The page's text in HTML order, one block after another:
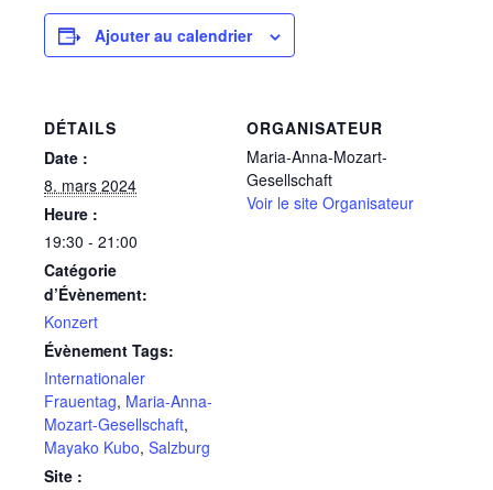
Ajouter au calendrier
DÉTAILS
Date :
8. mars 2024
Heure :
19:30 - 21:00
Catégorie
d’Évènement:
Konzert
Évènement Tags:
Internationaler
Frauentag, Maria-Anna-
Mozart-Gesellschaft,
Mayako Kubo, Salzburg
Site :
ORGANISATEUR
Maria-Anna-Mozart-
Gesellschaft
Voir le site Organisateur